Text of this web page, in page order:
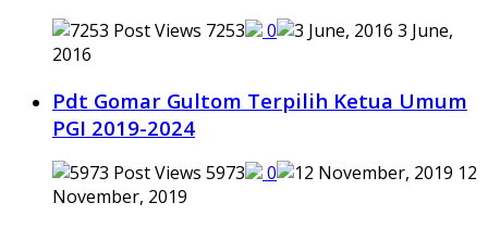
7253 0
3 June,
2016
Pdt Gomar Gultom Terpilih Ketua Umum
PGI 2019-2024
5973 0
12
November, 2019